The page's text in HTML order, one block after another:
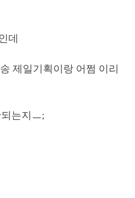
데
제일기획이랑 어쩜 이리
는지ㅡ;